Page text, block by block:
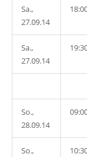
Sa.,
27.09.14
Sa.,
27.09.14
So.,
28.09.14
So.,